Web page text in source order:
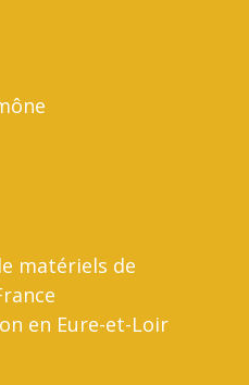
matériels de
en Eure-et-Loir